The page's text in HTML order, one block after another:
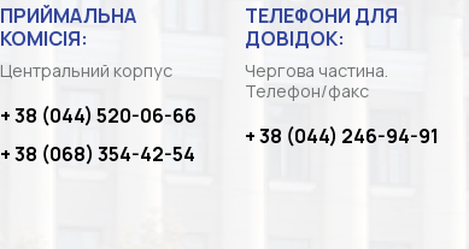
ПРИЙМАЛЬНА
КОМІСІЯ:
Центральний корпус
+ 38 (044) 520-06-66
+ 38 (068) 354-42-54
ТЕЛЕФОНИ ДЛЯ
ДОВІДОК:
Чергова частина.
Телефон/факс
+ 38 (044) 246-94-91